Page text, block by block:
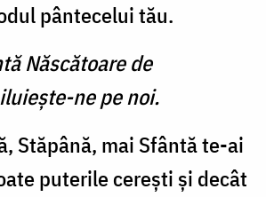
pântecelui tău.
Născătoare de
ne pe noi.
Stăpână, mai Sfântă te-ai
puterile cereşti şi decât